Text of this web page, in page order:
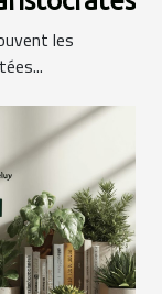
les